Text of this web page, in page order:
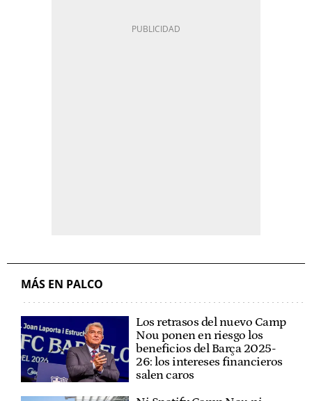
MÁS EN PALCO
Los retrasos del nuevo Camp
Nou ponen en riesgo los
beneficios del Barça 2025-
26: los intereses financieros
salen caros